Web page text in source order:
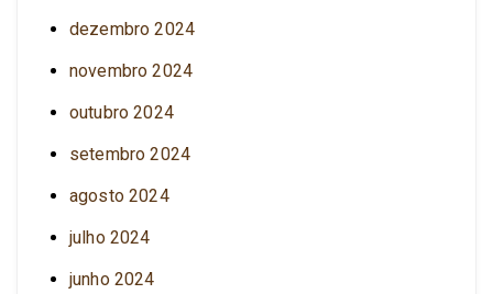
dezembro 2024
novembro 2024
outubro 2024
setembro 2024
agosto 2024
julho 2024
junho 2024